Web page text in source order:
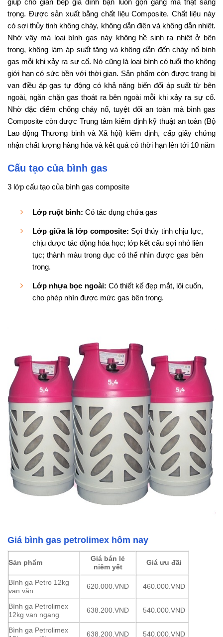
giúp cho gian bếp gia đình bạn luôn gọn gàng mà thật sang
trọng. Được sản xuất bằng chất liệu Composite. Chất liệu này
có sợi thủy tinh không cháy, không dẫn điện và không dẫn nhiệt.
Nhờ vậy mà loại bình gas này không hề sinh ra nhiệt ở bên
trong, không làm áp suất tăng và không dẫn đến cháy nổ bình
gas mỗi khi xảy ra sự cố. Nó cũng là loại bình có tuổi thọ không
giới hạn có sức bền với thời gian. Sản phẩm còn được trang bị
van điều áp gas tự động có khả năng biến đổi áp suất từ bên
ngoài, ngăn chặn gas thoát ra bên ngoài mỗi khi xảy ra sự cố.
Nhờ đặc điểm chống cháy nổ, tuyệt đối an toàn mà bình gas
Composite còn được Trung tâm kiểm định kỹ thuật an toàn (Bộ
Lao động Thương binh và Xã hội) kiểm định, cấp giấy chứng
nhận chất lượng hàng hóa và kết quả có thời hạn lên tới 10 năm
Cấu tạo của bình gas
3 lớp cấu tạo của bình gas composite
Lớp ruột bình: Có tác dụng chứa gas
Lớp giữa là lớp composite: Sợi thủy tinh chịu lực,
chịu được tác động hóa học; lớp kết cấu sợi nhỏ liên
tục; thành màu trong đục có thể nhìn được gas bên
trong.
Lớp nhựa bọc ngoài: Có thiết kế đẹp mắt, lôi cuốn,
cho phép nhìn được mức gas bên trong.
Giá bình gas petrolimex hôm nay
Sản phẩm
Giá bán lẻ
niêm yết
Giá ưu đãi
Bình ga Petro 12kg
van vặn
620.000.VND 460.000.VND
Bình ga Petrolimex
12kg van ngang
638.200.VND 540.000.VND
Bình ga Petrolimex
638.200.VND 540.000.VND